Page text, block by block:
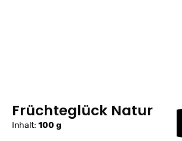
Früchteglück Natur
Inhalt: 100 g